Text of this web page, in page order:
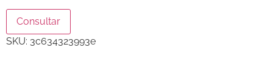
Consultar
SKU: 3c634323993e